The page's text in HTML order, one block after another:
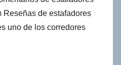
Reseñas de estafadores
uno de los corredores